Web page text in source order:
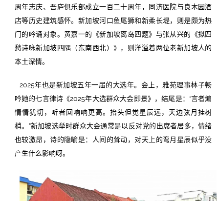
周年志庆、吾庐俱乐部成立一百二十周年，同济医院与良木园酒
店等历史建筑感怀。新加坡河口鱼尾狮和新柔长堤，则是颇为热
门的吟诵对象。黄嘉一的《新加坡离岛四题》与张从兴的《拟四
愁诗咏新加坡四隅（东南西北）》，则洋溢着两位老新加坡人的
本土深情。
2025年也是新加坡五年一届的大选年。会上，雅苑理事林子畅
吟她的七言律诗《2025年大选群众大会即景》，结尾是：“言者煽
情情犹切，听者回响响更高。抬头但觉星辰远，天边弦月挂树
梢。”新加坡选举时群众大会通常是以反对党的出席者居多，情绪
也较激昂，诗的隐喻是：人间的耸动，对天上的弯月星辰似乎没
产生什么影响呀。